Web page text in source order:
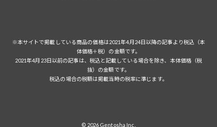
※本サイトで掲載している商品の価格は2021年4月24日以降の記事より税込（本
体価格＋税）の金額です。
2021年4月23日以前の記事は、税込と記載している場合を除き、本体価格（税
抜）の金額です。
税込の場合の税額は掲載当時の税率に準じます。
© 2026 Gentosha Inc.